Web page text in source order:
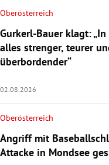
Oberösterreich
Gurkerl-Bauer klagt:
alles strenger, teurer
überbordender“
02.08.2026
Oberösterreich
Angriff mit
Attacke in Mondsee